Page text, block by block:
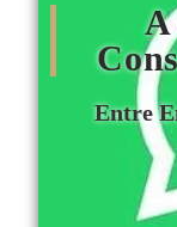
A
Entre